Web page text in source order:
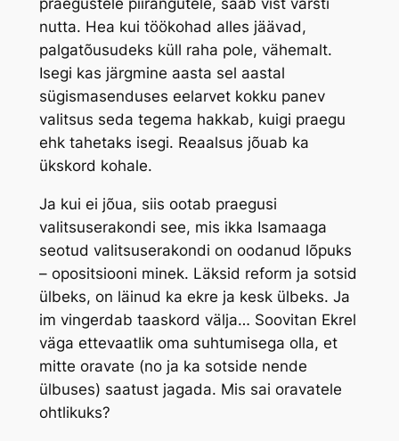
praegustele piirangutele, saab vist varsti
nutta. Hea kui töökohad alles jäävad,
palgatõusudeks küll raha pole, vähemalt.
Isegi kas järgmine aasta sel aastal
sügismasenduses eelarvet kokku panev
valitsus seda tegema hakkab, kuigi praegu
ehk tahetaks isegi. Reaalsus jõuab ka
ükskord kohale.
Ja kui ei jõua, siis ootab praegusi
valitsuserakondi see, mis ikka Isamaaga
seotud valitsuserakondi on oodanud lõpuks
– opositsiooni minek. Läksid reform ja sotsid
ülbeks, on läinud ka ekre ja kesk ülbeks. Ja
im vingerdab taaskord välja… Soovitan Ekrel
väga ettevaatlik oma suhtumisega olla, et
mitte oravate (no ja ka sotside nende
ülbuses) saatust jagada. Mis sai oravatele
ohtlikuks?